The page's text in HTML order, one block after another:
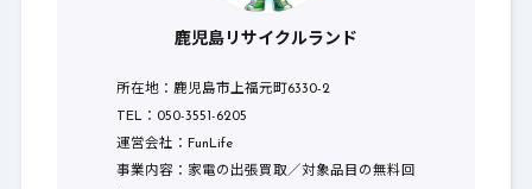
鹿児島リサイクルランド
所在地：鹿児島市上福元町6330-2
TEL：050-3551-6205
運営会社：FunLife
事業内容：家電の出張買取／対象品目の無料回